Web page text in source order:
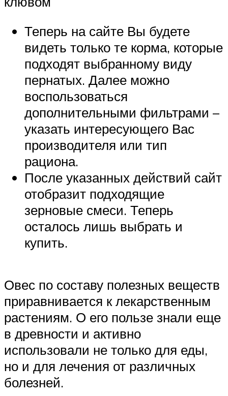
Теперь на сайте Вы будете
видеть только те корма, которые
подходят выбранному виду
пернатых. Далее можно
воспользоваться
дополнительными фильтрами –
указать интересующего Вас
производителя или тип
рациона.
После указанных действий сайт
отобразит подходящие
зерновые смеси. Теперь
осталось лишь выбрать и
купить.
Овес по составу полезных веществ
приравнивается к лекарственным
растениям. О его пользе знали еще
в древности и активно
использовали не только для еды,
но и для лечения от различных
болезней.